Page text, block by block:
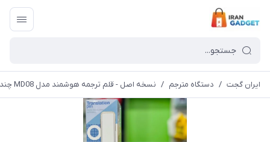
ایران گجت / دستگاه مترجم / نسخه اصل - قلم ترجمه هوشمند مدل MD08 چند کاره و چند زبانه/آخرین نسخه